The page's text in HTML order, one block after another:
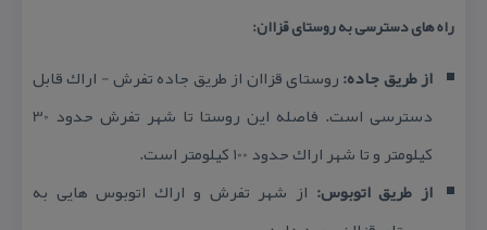
راه های دسترسی به روستای قزاان:
از طریق جاده:روستای قزاان از طریق جاده تفرش - اراك قابل
دسترسی است. فاصله این روستا تا شهر تفرش حدود 30
كیلومتر و تا شهر اراك حدود 100 كیلومتر است.
از طریق اتوبوس: از شهر تفرش و اراك اتوبوس هایی به